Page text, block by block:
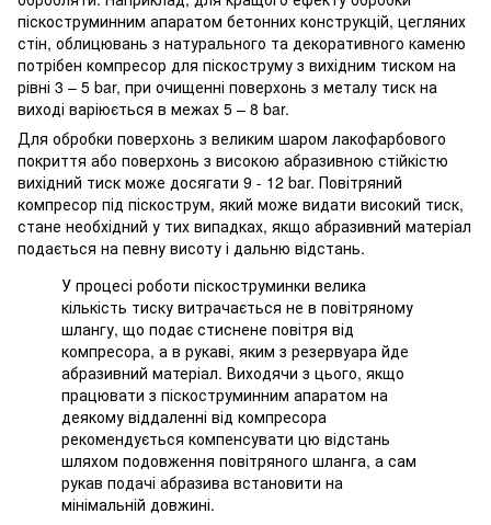
піскоструминним апаратом бетонних конструкцій, цегляних
стін, облицювань з натурального та декоративного каменю
потрібен компресор для піскоструму з вихідним тиском на
рівні 3 – 5 bar, при очищенні поверхонь з металу тиск на
виході варіюється в межах 5 – 8 bar.
Для обробки поверхонь з великим шаром лакофарбового
покриття або поверхонь з високою абразивною стійкістю
вихідний тиск може досягати 9 - 12 bar. Повітряний
компресор під піскострум, який може видати високий тиск,
стане необхідний у тих випадках, якщо абразивний матеріал
подається на певну висоту і дальню відстань.
У процесі роботи піскоструминки велика
кількість тиску витрачається не в повітряному
шлангу, що подає стиснене повітря від
компресора, а в рукаві, яким з резервуара йде
абразивний матеріал. Виходячи з цього, якщо
працювати з піскоструминним апаратом на
деякому віддаленні від компресора
рекомендується компенсувати цю відстань
шляхом подовження повітряного шланга, а сам
рукав подачі абразива встановити на
мінімальній довжині.